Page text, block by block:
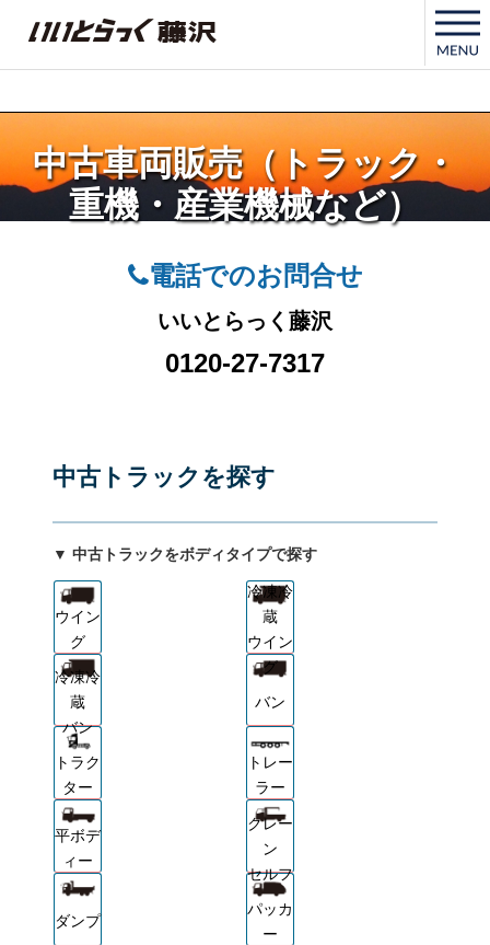
いいとらっく藤沢
中古車両販売（トラック・
重機・産業機械など）
電話でのお問合せ
いいとらっく藤沢
0120-27-7317
中古トラックを探す
▼ 中古トラックをボディタイプで探す
ウイン
グ
冷凍冷
蔵
ウイン
グ
冷凍冷
蔵
バン
バン
トラク
ター
トレー
ラー
平ボデ
ィー
クレー
ン
セルフ
ダンプ
パッカ
ー